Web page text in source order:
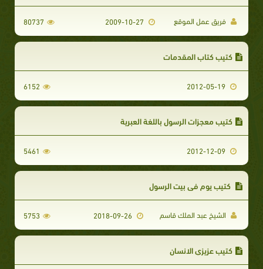
فريق عمل الموقع 80737
كتيب كتاب المقدمات
6152
كتيب معجزات الرسول باللغة العبرية
5461
كتيب يوم في بيت الرسول
الشيخ عبد الملك قاسم 5753
كتيب عزيزي الانسان